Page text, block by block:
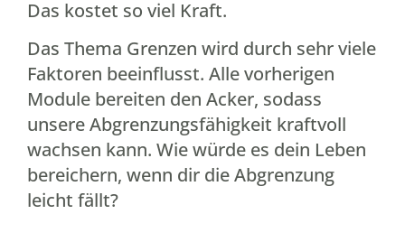
Das kostet so viel Kraft.
Das Thema Grenzen wird durch sehr viele
Faktoren beeinflusst. Alle vorherigen
Module bereiten den Acker, sodass
unsere Abgrenzungsfähigkeit kraftvoll
wachsen kann. Wie würde es dein Leben
bereichern, wenn dir die Abgrenzung
leicht fällt?